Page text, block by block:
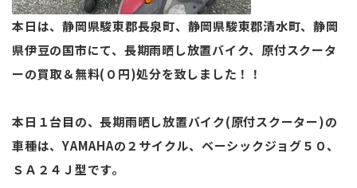
本日は、静岡県駿東郡長泉町、静岡県駿東郡清水町、静岡
県伊豆の国市にて、長期雨晒し放置バイク、原付スクータ
ーの買取＆無料(０円)処分を致しました！！
本日１台目の、長期雨晒し放置バイク(原付スクーター)の
車種は、YAMAHAの２サイクル、ベーシックジョグ５０、
ＳＡ２４Ｊ型です。